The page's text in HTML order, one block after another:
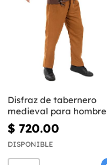
Disfraz de tabernero
medieval para hombre
$ 720.00
DISPONIBLE